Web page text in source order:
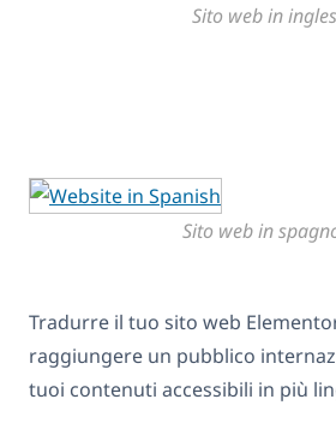
Sito web in
Sito web in
Tradurre il tuo sito web
raggiungere un pubblico
tuoi contenuti accessibili in più